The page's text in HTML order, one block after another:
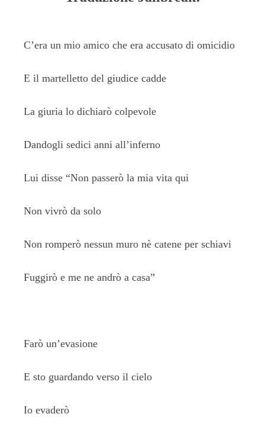
C’era un mio amico che era accusato di omicidio
E il martelletto del giudice cadde
La giuria lo dichiarò colpevole
Dandogli sedici anni all’inferno
Lui disse “Non passerò la mia vita qui
Non vivrò da solo
Non romperò nessun muro nè catene per schiavi
Fuggirò e me ne andrò a casa”
Farò un’evasione
E sto guardando verso il cielo
Io evaderò